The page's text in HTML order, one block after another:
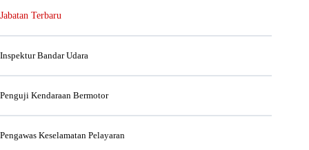
Jabatan Terbaru
Inspektur Bandar Udara
Penguji Kendaraan Bermotor
Pengawas Keselamatan Pelayaran